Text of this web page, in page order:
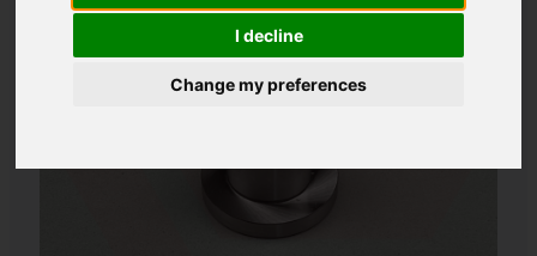
I decline
Change my preferences